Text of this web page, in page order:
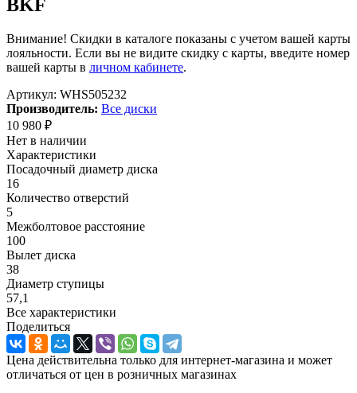
BKF
Внимание! Скидки в каталоге показаны с учетом вашей карты
лояльности. Если вы не видите скидку с карты, введите номер
вашей карты в личном кабинете.
Артикул: WHS505232
Производитель: Все диски
10 980 ₽
Нет в наличии
Характеристики
Посадочный диаметр диска
16
Количество отверстий
5
Межболтовое расстояние
100
Вылет диска
38
Диаметр ступицы
57,1
Все характеристики
Поделиться
Цена действительна только для интернет-магазина и может
отличаться от цен в розничных магазинах